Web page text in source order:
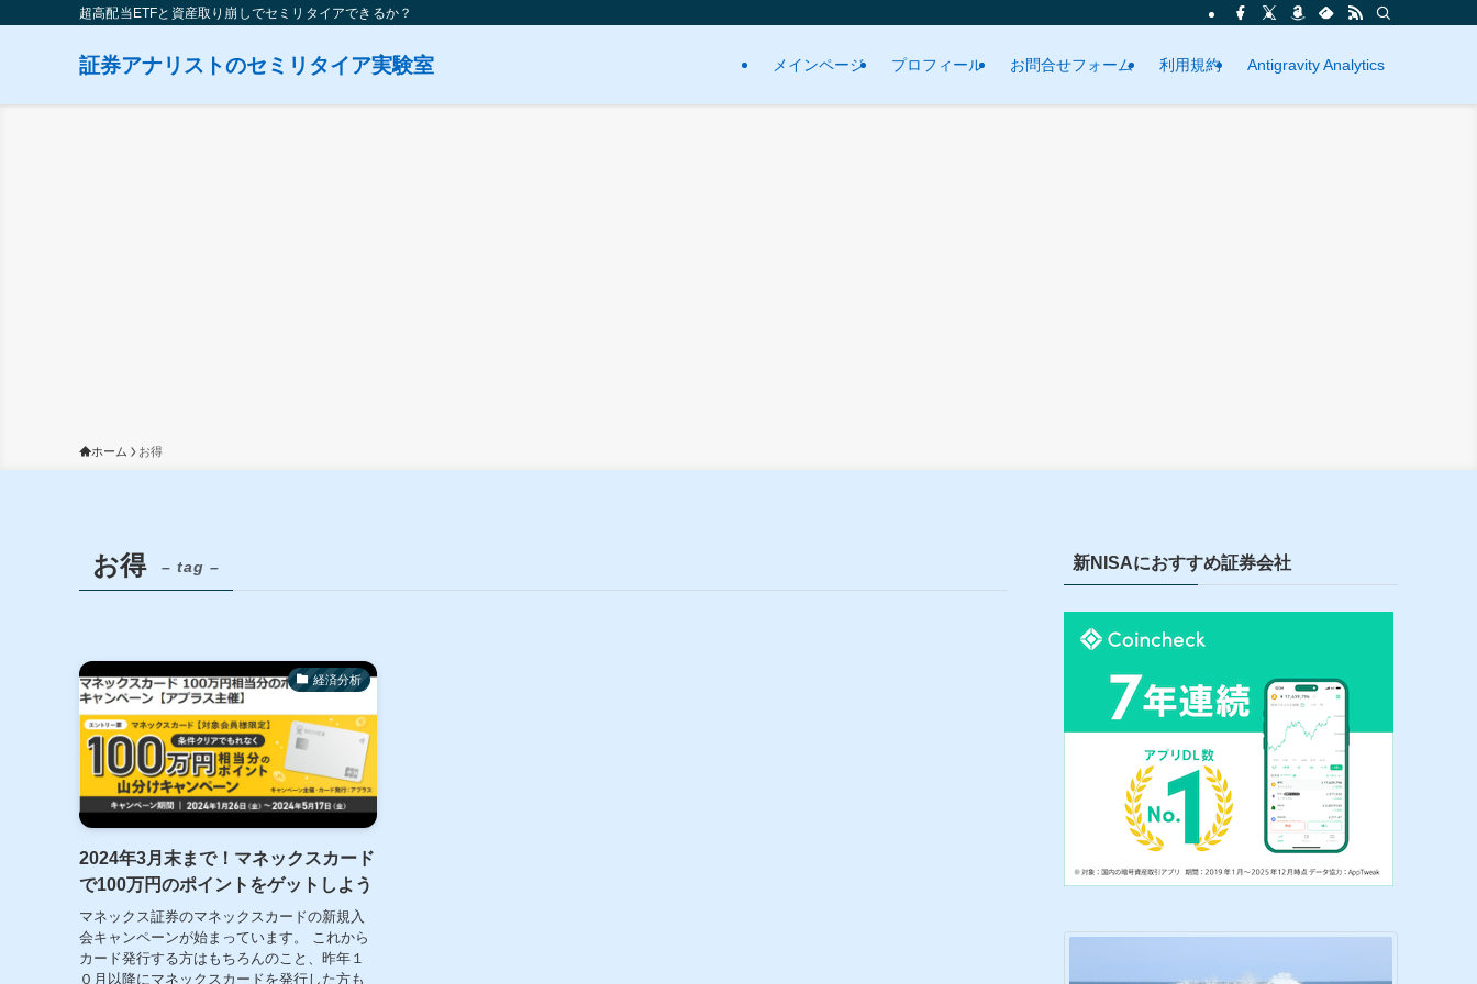
超高配当ETFと資産取り崩しでセミリタイアできるか？
証券アナリストのセミリタイア実験室 メインページ プロフィール お問合せフォーム 利用規約 Antigravity Analytics
ホーム お得
お得 – tag –
経済分析
2024年3月末まで！マネックスカード
で100万円のポイントをゲットしよう
マネックス証券のマネックスカードの新規入
会キャンペーンが始まっています。 これから
カード発行する方はもちろんのこと、昨年１
０月以降にマネックスカードを発行した方も
新NISAにおすすめ証券会社